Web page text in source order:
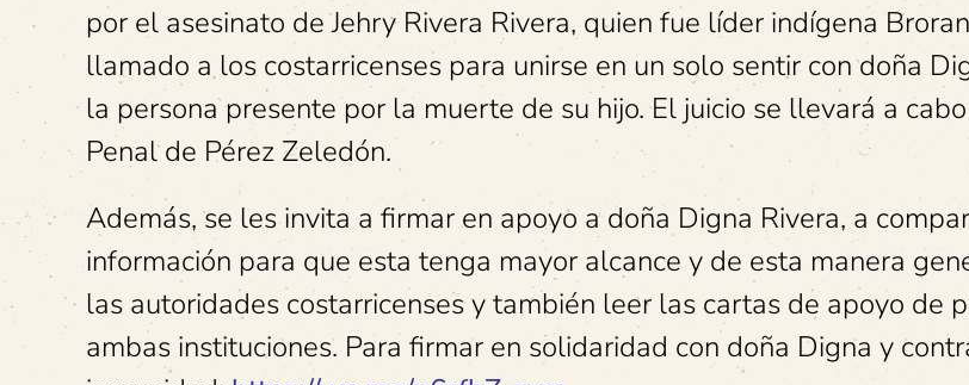
por el asesinato de Jehry Rivera Rivera, quien fue líder indígena
llamado a los costarricenses para unirse en un solo sentir con doña
la persona presente por la muerte de su hijo. El juicio se llevará a
Penal de Pérez Zeledón.
Además, se les invita a firmar en apoyo a doña Digna Rivera, a
información para que esta tenga mayor alcance y de esta manera
las autoridades costarricenses y también leer las cartas de apoyo de
ambas instituciones. Para firmar en solidaridad con doña Digna y